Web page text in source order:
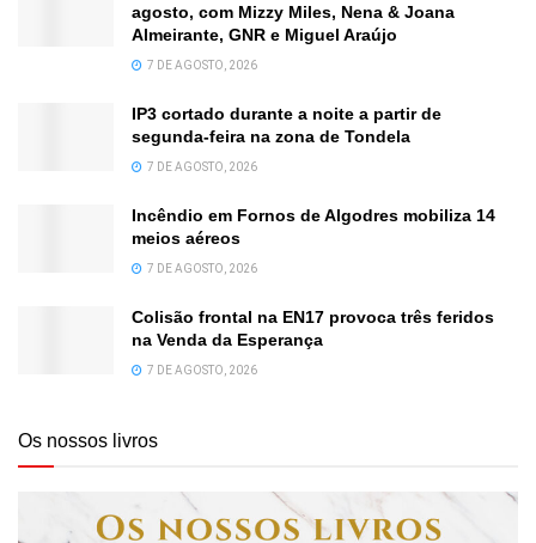
agosto, com Mizzy Miles, Nena & Joana
Almeirante, GNR e Miguel Araújo
7 DE AGOSTO, 2026
IP3 cortado durante a noite a partir de
segunda-feira na zona de Tondela
7 DE AGOSTO, 2026
Incêndio em Fornos de Algodres mobiliza 14
meios aéreos
7 DE AGOSTO, 2026
Colisão frontal na EN17 provoca três feridos
na Venda da Esperança
7 DE AGOSTO, 2026
Os nossos livros